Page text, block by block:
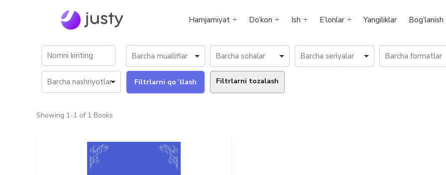
Hamjamiyat Do’kon Ish E’lonlar Yangiliklar Bog’lanish
Filtrlarni tozalash
Showing 1-1 of 1 Books